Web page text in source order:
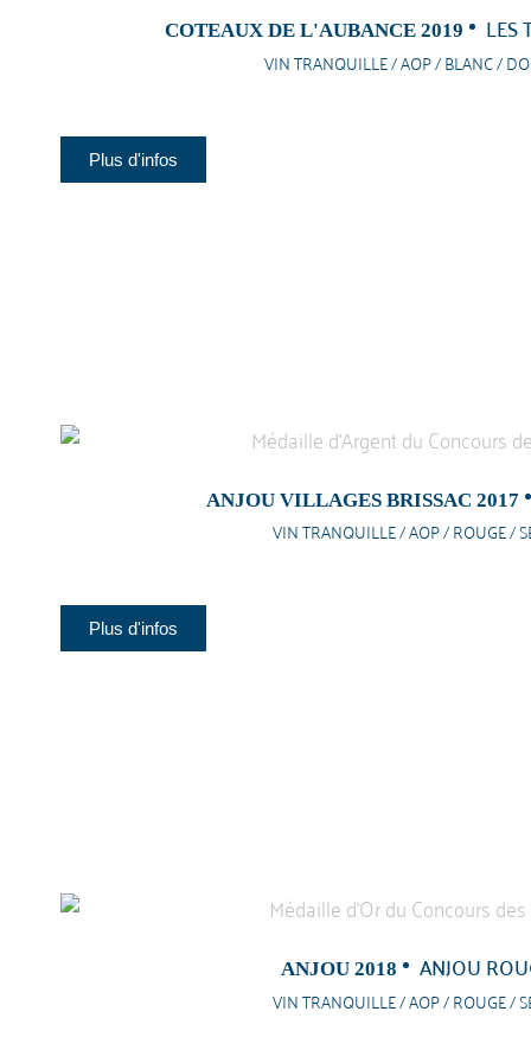
COTEAUX DE L'AUBANCE 2019 LES
VIN TRANQUILLE / AOP / BLANC /
Plus d'infos
ANJOU VILLAGES BRISSAC 2017
VIN TRANQUILLE / AOP / ROUGE /
Plus d'infos
ANJOU 2018 ANJOU
VIN TRANQUILLE / AOP / ROUGE /